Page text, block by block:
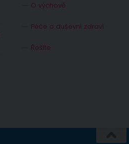
O výchově
Péče o duševní zdraví
Řešíte